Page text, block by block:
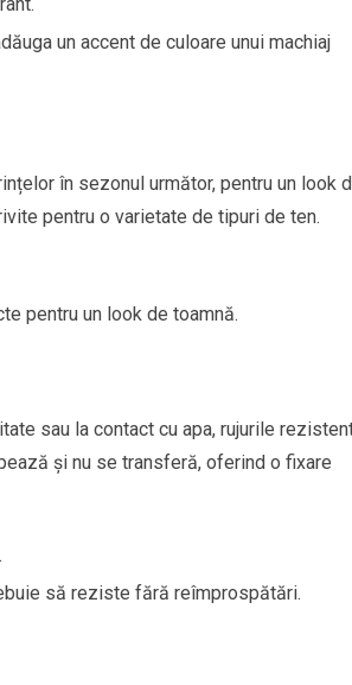
un accent de culoare unui machiaj
în sezonul următor, pentru un look
pentru o varietate de tipuri de ten.
pentru un look de toamnă.
sau la contact cu apa, rujurile
și nu se transferă, oferind o fixare
să reziste fără reîmprospătări.